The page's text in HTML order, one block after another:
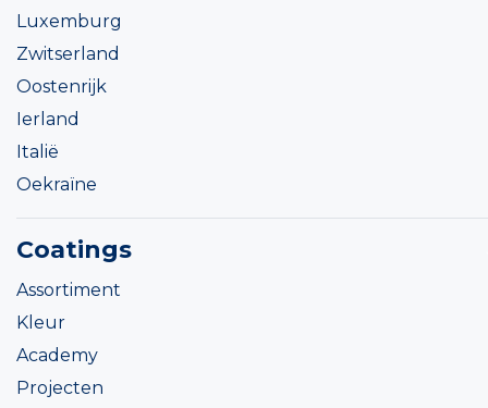
Luxemburg
Zwitserland
Oostenrijk
Ierland
Italië
Oekraïne
Coatings
Assortiment
Kleur
Academy
Projecten